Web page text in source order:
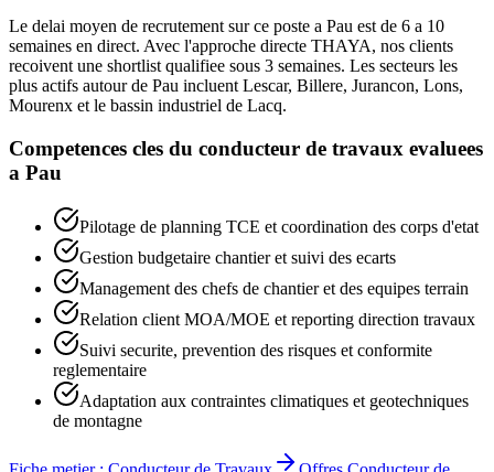
Le delai moyen de recrutement sur ce poste a Pau est de 6 a 10
semaines en direct. Avec l'approche directe THAYA, nos clients
recoivent une shortlist qualifiee sous 3 semaines. Les secteurs les
plus actifs autour de Pau incluent Lescar, Billere, Jurancon, Lons,
Mourenx et le bassin industriel de Lacq.
Competences cles du conducteur de travaux evaluees
a Pau
Pilotage de planning TCE et coordination des corps d'etat
Gestion budgetaire chantier et suivi des ecarts
Management des chefs de chantier et des equipes terrain
Relation client MOA/MOE et reporting direction travaux
Suivi securite, prevention des risques et conformite
reglementaire
Adaptation aux contraintes climatiques et geotechniques
de montagne